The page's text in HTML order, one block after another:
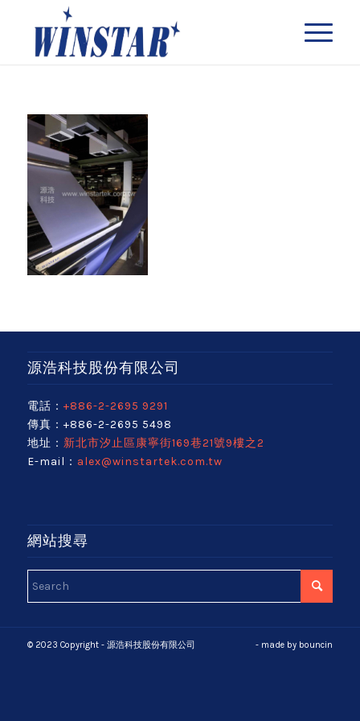
源浩科技股份有限公司
電話： +886-2-2695 9291
傳真：+886-2-2695 5498
地址： 新北市汐止區康寧街169巷21號9樓之2
E-mail： alex@winstartek.com.tw
網站搜尋
© 2023 Copyright - 源浩科技股份有限公司 - made by bouncin